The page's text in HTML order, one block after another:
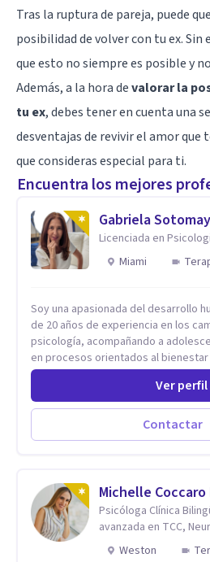
Tras la ruptura de pareja, puede
posibilidad de volver con tu ex. Sin
que esto no siempre es posible y
Además, a la hora devalorar la
tu ex, debes tener en cuenta una
desventajas de revivir el amor que
que consideras especial para ti.
Encuentra los mejores
Gabriela
Licenciada en
Miami
Soy una apasionada del desarrollo
de 20 años de experiencia en los
psicología, acompañando a
en procesos orientados al
mental. Mi visión es contribuir, a través de mi trabajo, a que
las personas accedan a una vida
sentido. Considero que esto es
desarrollamos una mayor
interior y de la manera en que
basado en la comprensión, la
ritmo de cada persona. Integro
de la psicología con un enfoque
ayudar a mis clientes a comprender
fortalecer sus recursos personales,
Ver perfil
Contactar
Michelle
Psicóloga Clínica
avanzada en TCC,
Emocional.
Weston